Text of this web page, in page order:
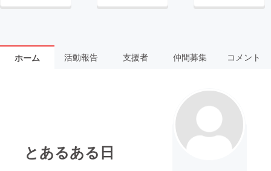
ホーム 活動報告 支援者 仲間募集 コメント
とあるある日